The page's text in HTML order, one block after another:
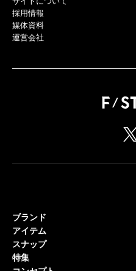
採用情報
媒体資料
運営会社
ブランド
アイテム
スナップ
特集